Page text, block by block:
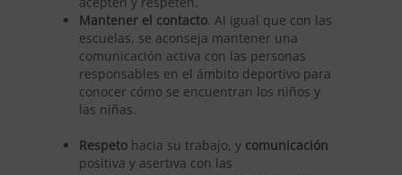
Mantener el contacto. Al igual que con las
escuelas, se aconseja mantener una
comunicación activa con las personas
responsables en el ámbito deportivo para
conocer cómo se encuentran los niños y
las niñas.
Respeto hacia su trabajo, y comunicación
positiva y asertiva con las